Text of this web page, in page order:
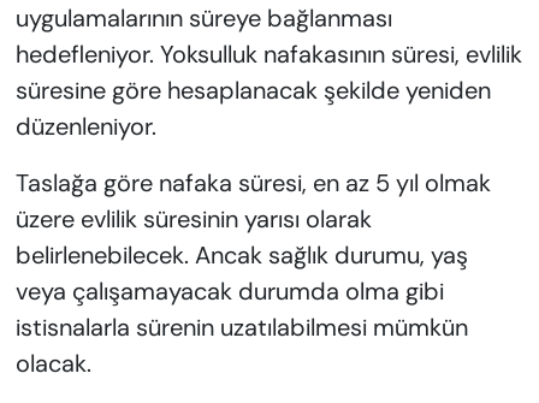
uygulamalarının süreye bağlanması
hedefleniyor. Yoksulluk nafakasının süresi, evlilik
süresine göre hesaplanacak şekilde yeniden
düzenleniyor.
Taslağa göre nafaka süresi, en az 5 yıl olmak
üzere evlilik süresinin yarısı olarak
belirlenebilecek. Ancak sağlık durumu, yaş
veya çalışamayacak durumda olma gibi
istisnalarla sürenin uzatılabilmesi mümkün
olacak.